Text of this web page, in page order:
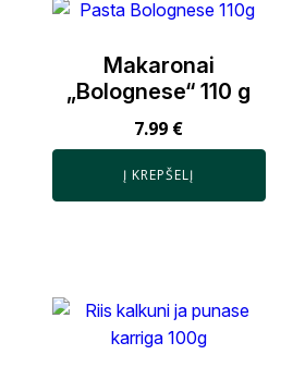
Makaronai
„Bolognese“ 110 g
7.99 €
Į KREPŠELĮ